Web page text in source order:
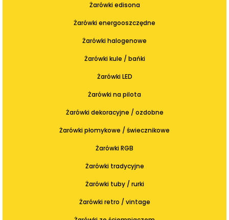
Żarówki edisona
Żarówki energooszczędne
Żarówki halogenowe
Żarówki kule / bańki
Żarówki LED
Żarówki na pilota
Żarówki dekoracyjne / ozdobne
Żarówki płomykowe / świecznikowe
Żarówki RGB
Żarówki tradycyjne
Żarówki tuby / rurki
Żarówki retro / vintage